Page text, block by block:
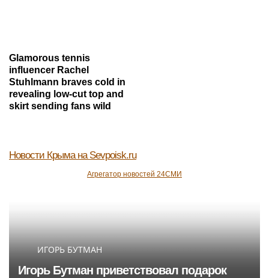
Glamorous tennis
influencer Rachel
Stuhlmann braves cold in
revealing low-cut top and
skirt sending fans wild
Новости Крыма на Sevpoisk.ru
Агрегатор новостей 24СМИ
ИГОРЬ БУТМАН
Игорь Бутман приветствовал подарок